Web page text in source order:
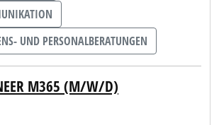
UND PERSONALBERATUNGEN
M365 (M/W/D)